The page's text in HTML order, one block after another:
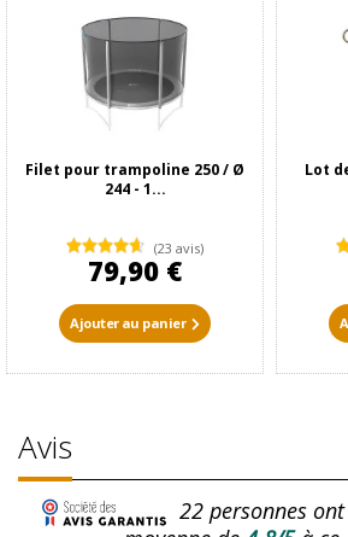
Filet pour trampoline 250 / Ø
244 - 1...
(23 avis)
79,90 €
Ajouter au panier
Lot
Avis
22personnes